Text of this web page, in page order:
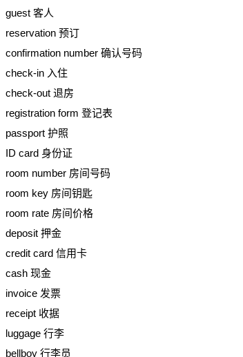
guest 客人
reservation 预订
confirmation number 确认号码
check-in 入住
check-out 退房
registration form 登记表
passport 护照
ID card 身份证
room number 房间号码
room key 房间钥匙
room rate 房间价格
deposit 押金
credit card 信用卡
cash 现金
invoice 发票
receipt 收据
luggage 行李
bellboy 行李员